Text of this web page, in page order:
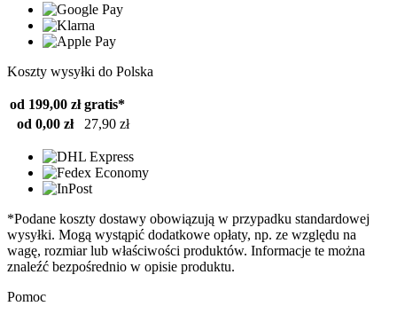
Koszty wysyłki do Polska
od 199,00 zł gratis*
od 0,00 zł
27,90 zł
*Podane koszty dostawy obowiązują w przypadku standardowej
wysyłki. Mogą wystąpić dodatkowe opłaty, np. ze względu na
wagę, rozmiar lub właściwości produktów. Informacje te można
znaleźć bezpośrednio w opisie produktu.
Pomoc